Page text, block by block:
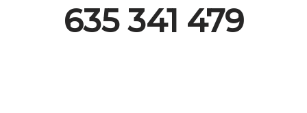
635 341 479